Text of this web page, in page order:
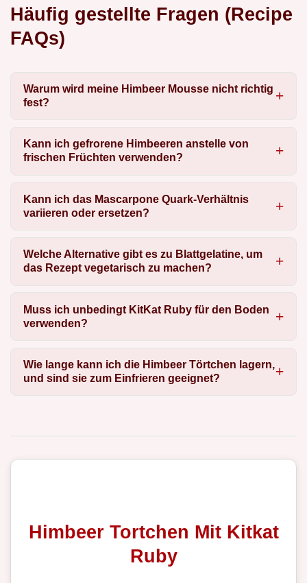
Häufig gestellte Fragen (Recipe
FAQs)
Warum wird meine Himbeer Mousse nicht richtig
fest?
Kann ich gefrorene Himbeeren anstelle von
frischen Früchten verwenden?
Kann ich das Mascarpone Quark-Verhältnis
variieren oder ersetzen?
Welche Alternative gibt es zu Blattgelatine, um
das Rezept vegetarisch zu machen?
Muss ich unbedingt KitKat Ruby für den Boden
verwenden?
Wie lange kann ich die Himbeer Törtchen lagern,
und sind sie zum Einfrieren geeignet?
Himbeer Tortchen Mit Kitkat
Ruby